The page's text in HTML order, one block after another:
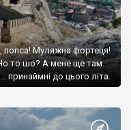
попса! Муляжна фортеця!
то шо? А мене ще там
принаймні до цього літа.